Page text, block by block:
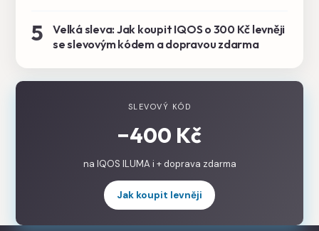
5
Velká sleva: Jak koupit IQOS o 300 Kč levněji
se slevovým kódem a dopravou zdarma
SLEVOVÝ KÓD
−400 Kč
na IQOS ILUMA i + doprava zdarma
Jak koupit levněji